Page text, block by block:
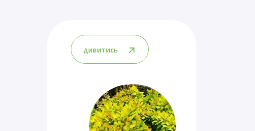
дивитись